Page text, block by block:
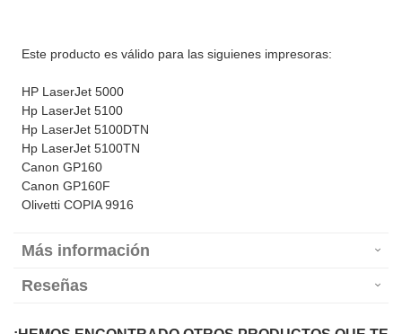
Este producto es válido para las siguienes impresoras:
HP LaserJet 5000
Hp LaserJet 5100
Hp LaserJet 5100DTN
Hp LaserJet 5100TN
Canon GP160
Canon GP160F
Olivetti COPIA 9916
Más información
Reseñas